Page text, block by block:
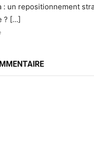
: un repositionnement
? […]